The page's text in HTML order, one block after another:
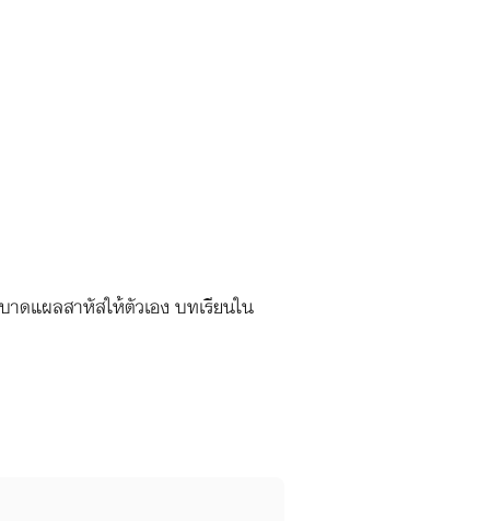
ดแผลสาหัสให้ตัวเอง บทเรียนใน